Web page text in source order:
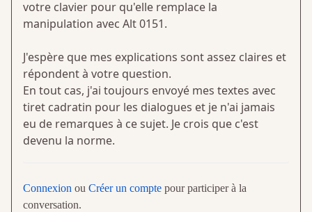
votre clavier pour qu'elle remplace la
manipulation avec Alt 0151.
J'espère que mes explications sont assez claires et
répondent à votre question.
En tout cas, j'ai toujours envoyé mes textes avec
tiret cadratin pour les dialogues et je n'ai jamais
eu de remarques à ce sujet. Je crois que c'est
devenu la norme.
Connexion ou Créer un compte pour participer à la
conversation.